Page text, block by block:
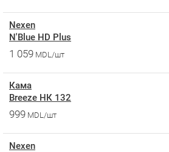
Nexen
N'Blue HD Plus
1 059 MDL/шт
Кама
Breeze НК 132
999 MDL/шт
Nexen